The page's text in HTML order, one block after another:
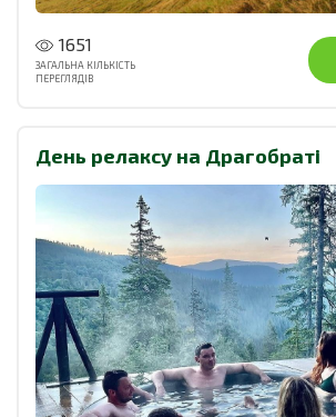
1651
ЗАГАЛЬНА КІЛЬКІСТЬ
ПЕРЕГЛЯДІВ
День релаксу на Драгобраті